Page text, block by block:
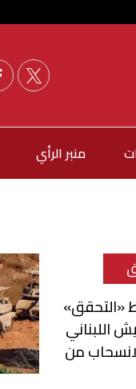
منبر الرأي
«التحقق»
اللبناني
من